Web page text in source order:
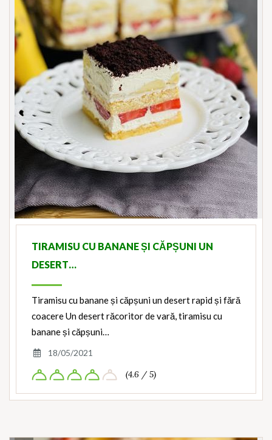
TIRAMISU CU BANANE ȘI CĂPȘUNI UN
DESERT…
Tiramisu cu banane și căpșuni un desert rapid și fără
coacere Un desert răcoritor de vară, tiramisu cu
banane și căpșuni…
18/05/2021
(4.6 / 5)